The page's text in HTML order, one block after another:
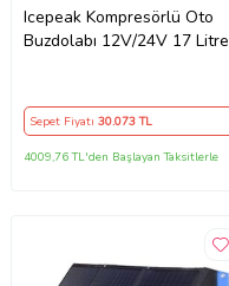
Icepeak Kompresörlü Oto
Buzdolabı 12V/24V 17 Litre
Sepet Fiyatı30.073TL
4009,76 TL'den Başlayan Taksitlerle